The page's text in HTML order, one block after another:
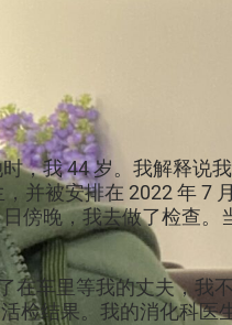
，我 44 岁。我解释说
并被安排在 2022 年 7
傍晚，我去做了检查
车里等我的丈夫，我
检结果。我的消化科医